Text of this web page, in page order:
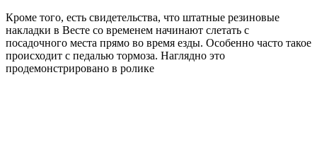
Кроме того, есть свидетельства, что штатные резиновые
накладки в Весте со временем начинают слетать с
посадочного места прямо во время езды. Особенно часто такое
происходит с педалью тормоза. Наглядно это
продемонстрировано в ролике